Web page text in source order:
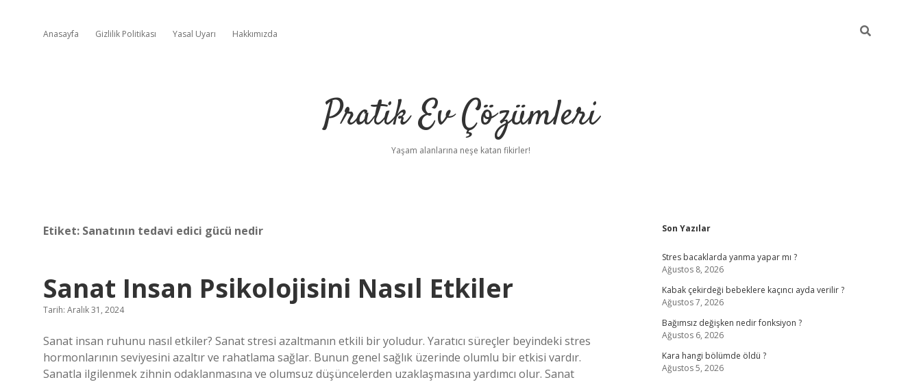
Anasayfa Gizlilik Politikası Yasal Uyarı Hakkımızda
Pratik Ev Çözümleri
Yaşam alanlarına neşe katan fikirler!
Etiket: Sanatının tedavi edici gücü nedir
Sanat Insan Psikolojisini Nasıl Etkiler
Tarih: Aralık 31, 2024
Sanat insan ruhunu nasıl etkiler? Sanat stresi azaltmanın etkili bir yoludur. Yaratıcı süreçler beyindeki stres
hormonlarının seviyesini azaltır ve rahatlama sağlar. Bunun genel sağlık üzerinde olumlu bir etkisi vardır.
Sanatla ilgilenmek zihnin odaklanmasına ve olumsuz düşüncelerden uzaklaşmasına yardımcı olur. Sanat
Sidebar
Son Yazılar
Stres bacaklarda yanma yapar mı ?
Ağustos 8, 2026
Kabak çekirdeği bebeklere kaçıncı ayda verilir ?
Ağustos 7, 2026
Bağımsız değişken nedir fonksiyon ?
Ağustos 6, 2026
Kara hangi bölümde öldü ?
Ağustos 5, 2026